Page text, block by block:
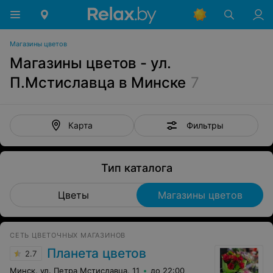
Магазины цветов
Магазины цветов - ул.
П.Мстиславца в Минске 7
Карта Фильтры
Тип каталога
Цветы Магазины цветов
СЕТЬ ЦВЕТОЧНЫХ МАГАЗИНОВ
2.7 Планета цветов
Минск, ул. Петра Мстиславца, 11 до 22:00